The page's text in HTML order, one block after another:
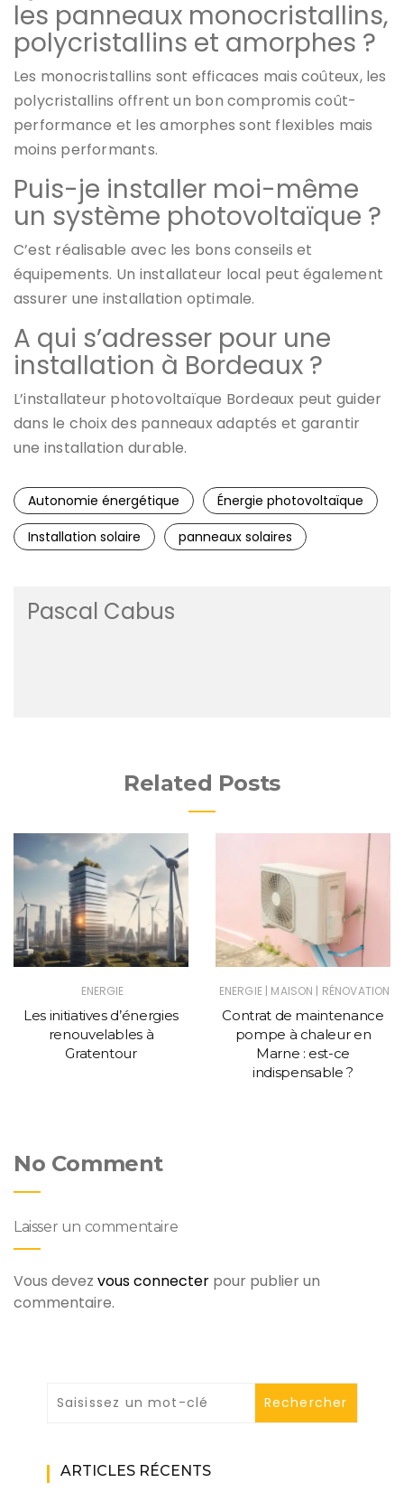
les panneaux monocristallins,
polycristallins et amorphes ?
Les monocristallins sont efficaces mais coûteux, les
polycristallins offrent un bon compromis coût-
performance et les amorphes sont flexibles mais
moins performants.
Puis-je installer moi-même
un système photovoltaïque ?
C’est réalisable avec les bons conseils et
équipements. Un installateur local peut également
assurer une installation optimale.
A qui s’adresser pour une
installation à Bordeaux ?
L’installateur photovoltaïque Bordeaux peut guider
dans le choix des panneaux adaptés et garantir
une installation durable.
Autonomie énergétique
Énergie photovoltaïque
Installation solaire
panneaux solaires
Pascal Cabus
Related Posts
ENERGIE
Les initiatives d’énergies
renouvelables à
Gratentour
ENERGIE | MAISON | RÉNOVATION
Contrat de maintenance
pompe à chaleur en
Marne : est-ce
indispensable ?
No Comment
Laisser un commentaire
Vous devez vous connecter pour publier un
commentaire.
ARTICLES RÉCENTS